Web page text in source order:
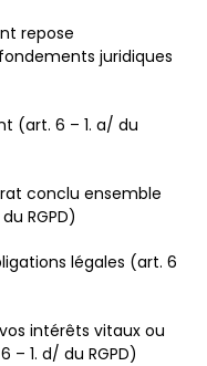
repose
juridiques
(art. 6 – 1. a/ du
conclu ensemble
RGPD)
légales (art. 6
intérêts vitaux ou
– 1. d/ du RGPD)